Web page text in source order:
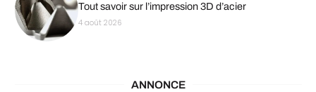
Tout savoir sur l’impression 3D d’acier
4 août 2026
ANNONCE